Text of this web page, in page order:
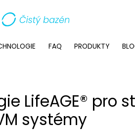
FAQ PRODUKTY
LifeAGE® pro
systémy